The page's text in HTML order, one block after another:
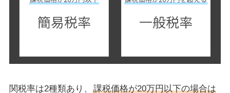
関税率は2種類あり、 課税価格が20万円以下の場合は